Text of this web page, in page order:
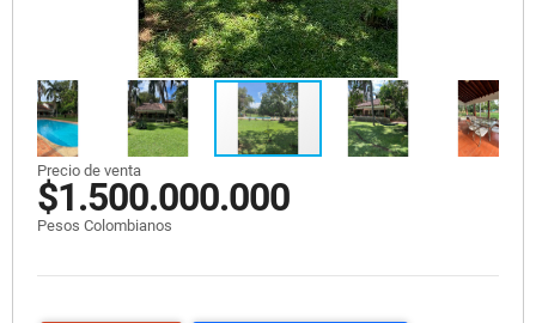
Precio de venta
$1.500.000.000
Pesos Colombianos